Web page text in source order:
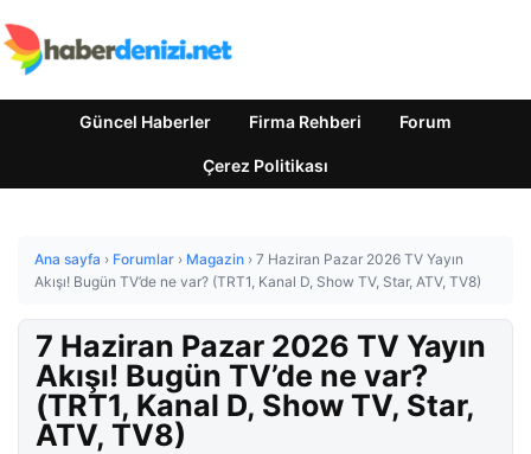
Güncel Haberler Firma Rehberi Forum
Çerez Politikası
Ana sayfa › Forumlar › Magazin › 7 Haziran Pazar 2026 TV Yayın
Akışı! Bugün TV’de ne var? (TRT1, Kanal D, Show TV, Star, ATV, TV8)
7 Haziran Pazar 2026 TV Yayın
Akışı! Bugün TV’de ne var?
(TRT1, Kanal D, Show TV, Star,
ATV, TV8)